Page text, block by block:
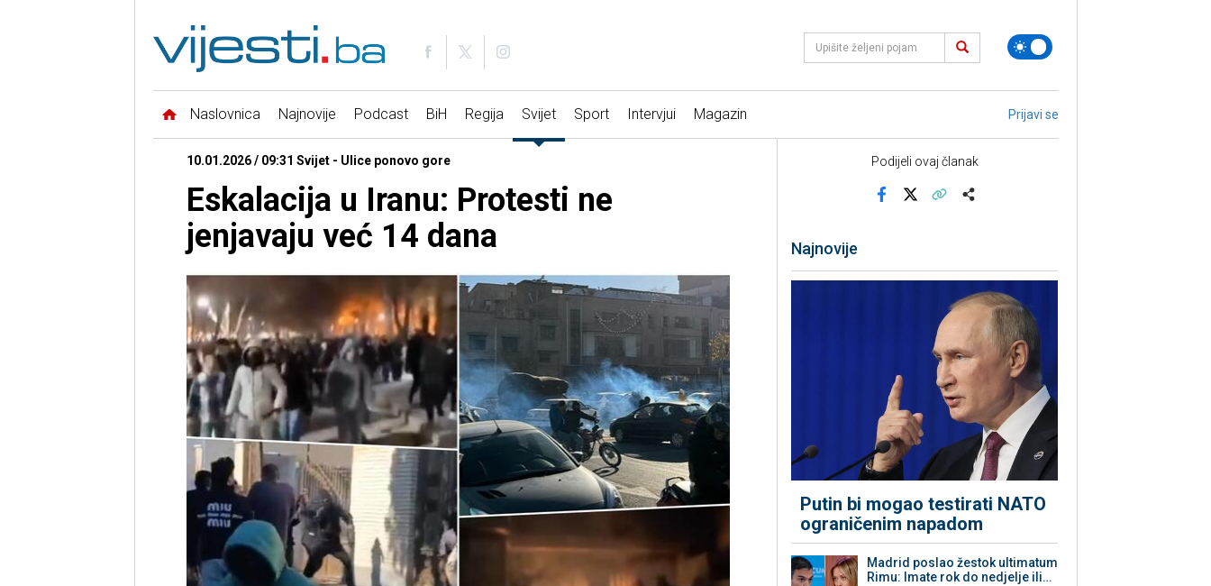
Naslovnica Najnovije Podcast BiH Regija Svijet Sport Intervjui Magazin Prijavi se
10.01.2026 / 09:31 Svijet - Ulice ponovo gore
Eskalacija u Iranu: Protesti ne
jenjavaju već 14 dana
Podijeli ovaj članak
Najnovije
Putin bi mogao testirati NATO
ograničenim napadom
Madrid poslao žestok ultimatum
Rimu: Imate rok do nedjelje ili…